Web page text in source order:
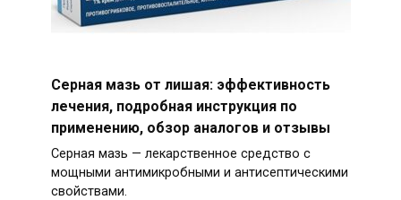
Серная мазь от лишая: эффективность
лечения, подробная инструкция по
применению, обзор аналогов и отзывы
Серная мазь — лекарственное средство с
мощными антимикробными и антисептическими
свойствами.